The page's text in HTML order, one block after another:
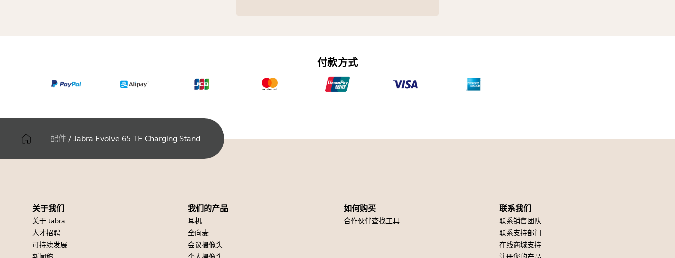
付款方式
配件 / Jabra Evolve 65 TE Charging Stand
关于我们
关于 Jabra
人才招聘
可持续发展
我们的产品
耳机
全向麦
会议摄像头
如何购买
合作伙伴查找工具
联系我们
联系销售团队
联系支持部门
在线商城支持